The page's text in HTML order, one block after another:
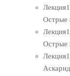
Лекция
Острые
Лекция
Острые
Лекция